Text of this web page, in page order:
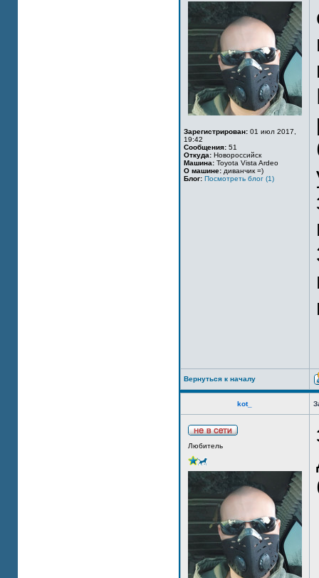
Зарегистрирован: 01 июл 2017,
19:42
Сообщения: 51
Откуда: Новороссийск
Машина: Toyota Vista Ardeo
О машине: диванчик =)
Блог: Посмотреть блог (1)
Вернуться к началу
kot_
Любитель